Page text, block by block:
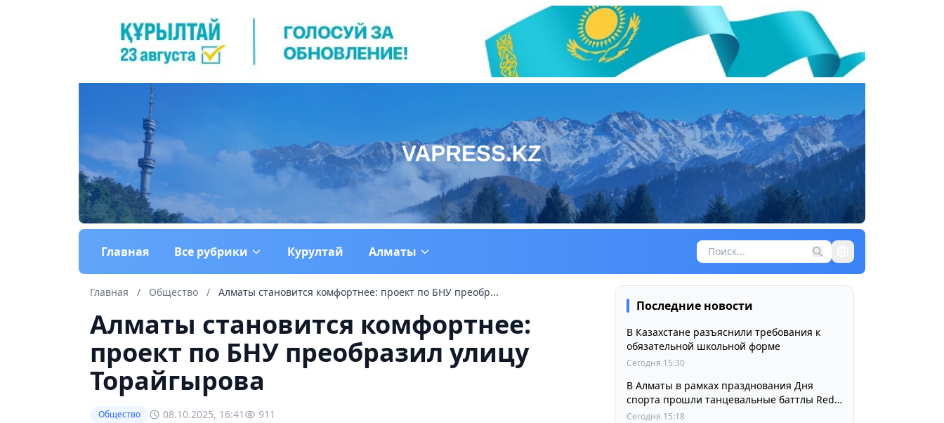
Главная Все рубрики Курултай Алматы
Главная / Общество / Алматы становится комфортнее: проект по БНУ преобр...
Алматы становится комфортнее:
проект по БНУ преобразил улицу
Торайгырова
Общество 08.10.2025, 16:41 911
Последние новости
В Казахстане разъяснили требования к
обязательной школьной форме
Сегодня 15:30
В Алматы в рамках празднования Дня
спорта прошли танцевальные баттлы Red
Bull Dance Your Style
Сегодня 15:18